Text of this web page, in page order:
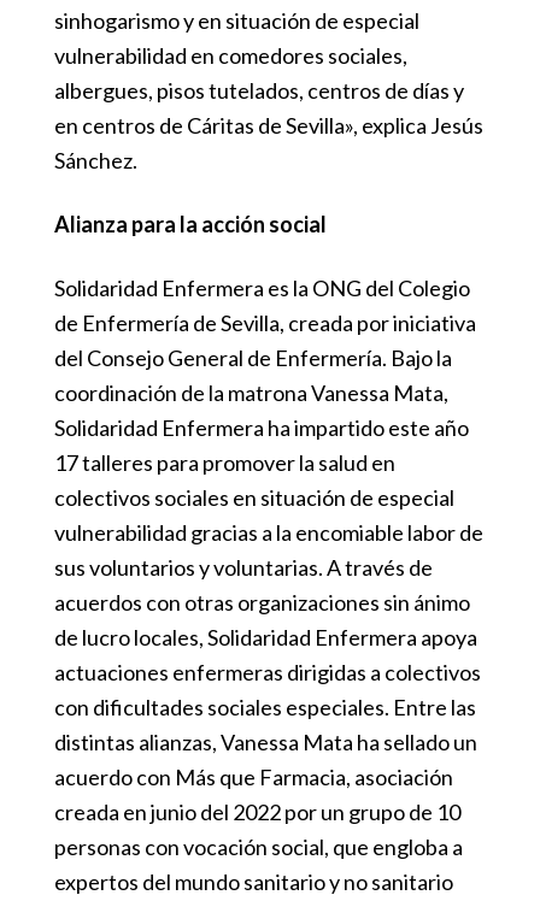
sinhogarismo y en situación de especial
vulnerabilidad en comedores sociales,
albergues, pisos tutelados, centros de días y
en centros de Cáritas de Sevilla», explica Jesús
Sánchez.
Alianza para la acción social
Solidaridad Enfermera es la ONG del Colegio
de Enfermería de Sevilla, creada por iniciativa
del Consejo General de Enfermería. Bajo la
coordinación de la matrona Vanessa Mata,
Solidaridad Enfermera ha impartido este año
17 talleres para promover la salud en
colectivos sociales en situación de especial
vulnerabilidad gracias a la encomiable labor de
sus voluntarios y voluntarias. A través de
acuerdos con otras organizaciones sin ánimo
de lucro locales, Solidaridad Enfermera apoya
actuaciones enfermeras dirigidas a colectivos
con dificultades sociales especiales. Entre las
distintas alianzas, Vanessa Mata ha sellado un
acuerdo con Más que Farmacia, asociación
creada en junio del 2022 por un grupo de 10
personas con vocación social, que engloba a
expertos del mundo sanitario y no sanitario